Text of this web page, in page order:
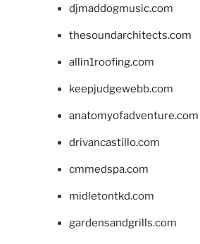
djmaddogmusic.com
thesoundarchitects.com
allin1roofing.com
keepjudgewebb.com
anatomyofadventure.com
drivancastillo.com
cmmedspa.com
midletontkd.com
gardensandgrills.com